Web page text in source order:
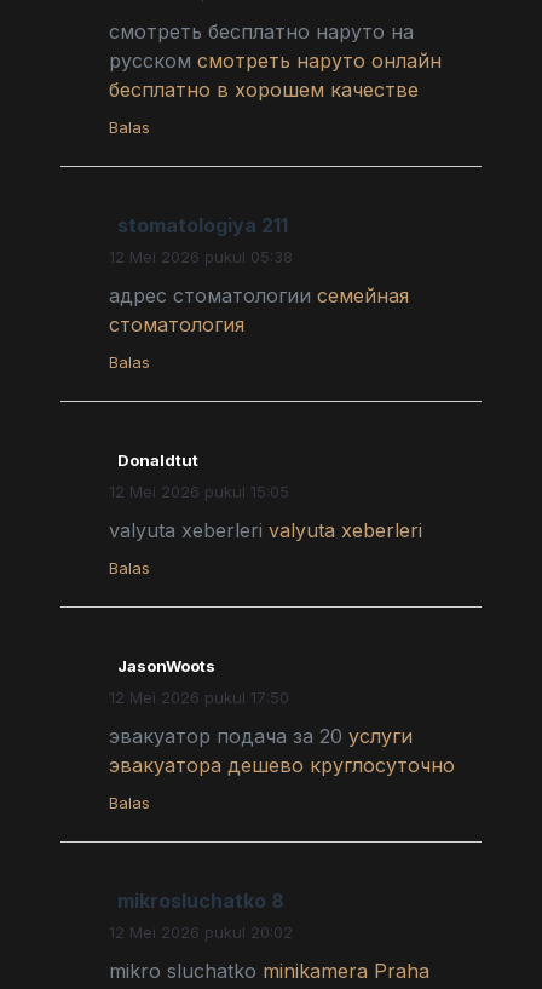
смотреть бесплатно наруто на
русском смотреть наруто онлайн
бесплатно в хорошем качестве
Balas
stomatologiya 211
12 Mei 2026 pukul 05:38
адрес стоматологии семейная
стоматология
Balas
Donaldtut
12 Mei 2026 pukul 15:05
valyuta xeberleri valyuta xeberleri
Balas
JasonWoots
12 Mei 2026 pukul 17:50
эвакуатор подача за 20 услуги
эвакуатора дешево круглосуточно
Balas
mikrosluchatko 8
12 Mei 2026 pukul 20:02
mikro sluchatko minikamera Praha